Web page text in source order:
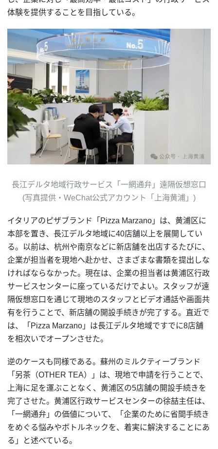
体験を提供することを目指している。
長江デルタ地域行政サービス「一網通弁」遠隔仮想窓口
(写真提供・WeChat公式アカウント「上海黄浦」)
イタリアのピザブランド「Pizza Marzano」は、黄浦区に
本部を置き、長江デルタ地域に40店舗以上を展開してい
る。以前は、杭州や南京などに新店舗を出店するたびに、
企業が担当者を現地へ赴かせ、さまざまな書類を提出しな
ければならなかった。現在は、企業の担当者は黄浦区行政
サービスセンターに座っているだけでよい。スタッフが遠
隔仮想窓口を通じて現地のスタッフとビデオ通話や画面共
有を行うことで、新店舗の開設手続きが完了する。直近で
は、「Pizza Marzano」は長江デルタ地域ですでに8店舗
を相次いでオープンさせた。
逆のケースも同様である。蘇州のミルクティーブランド
「另茶（OTHER TEA）」は、現地で申請を行うことで、
上海に足を運ぶことなく、黄浦区の5店舗の開設手続きを
完了させた。黄浦区行政サービスセンターの徐喆主任は、
「一網通弁」の価値について、「企業のために省間手続き
をめぐる悩みやボトルネックを、着実に解決することにあ
る」と述べている。